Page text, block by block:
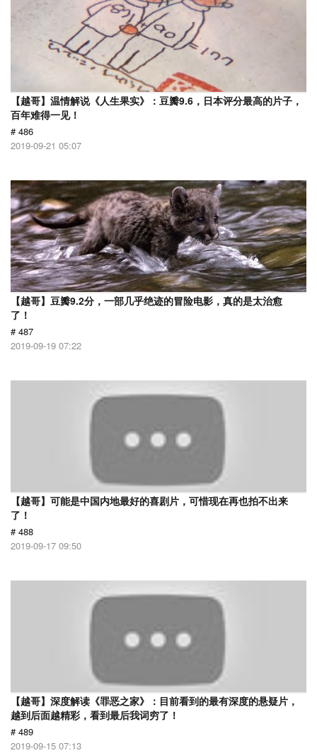
【越哥】温情解说《人生果实》：豆瓣9.6，日本评分最高的片子，
百年难得一见！
# 486
2019-09-21 05:07
【越哥】豆瓣9.2分，一部几乎绝迹的冒险电影，真的是太治愈
了！
# 487
2019-09-19 07:22
【越哥】可能是中国内地最好的喜剧片，可惜现在再也拍不出来
了！
# 488
2019-09-17 09:50
【越哥】深度解读《罪恶之家》：目前看到的最有深度的悬疑片，
越到后面越精彩，看到最后我词穷了！
# 489
2019-09-15 07:13